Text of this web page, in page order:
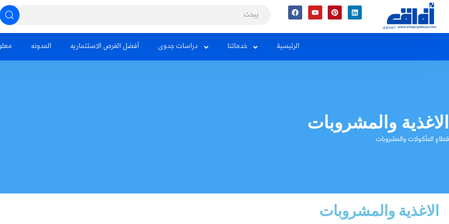
المدونه أفضل الفرص الاستثماريه دراسات جدوى خدماتنا الرئيسية
الاغذية والمشروبات
قطاع المأكولات والمشروبات
الاغذية والمشروبات